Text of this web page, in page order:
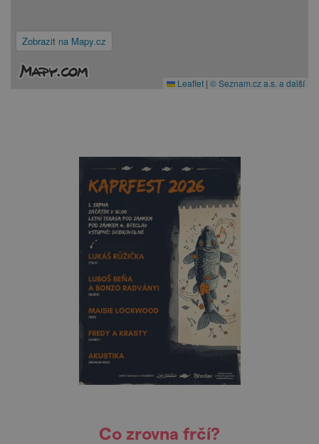
Zobrazit na Mapy.cz
Leaflet | © Seznam.cz a.s. a další
Co zrovna frčí?